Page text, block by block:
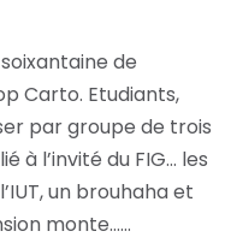
de
Carto. Etudiants,
par groupe de trois
à l’invité du FIG… les
un brouhaha et
monte……